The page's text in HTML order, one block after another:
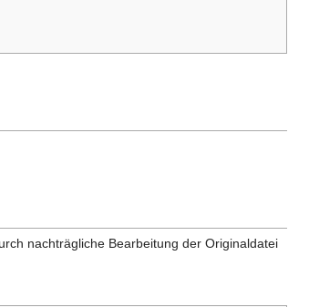
nachträgliche Bearbeitung der Originaldatei